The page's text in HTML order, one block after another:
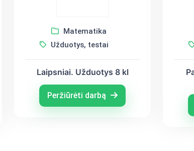
Matematika
Užduotys, testai
Laipsniai. Užduotys 8 kl
Peržiūrėti darbą